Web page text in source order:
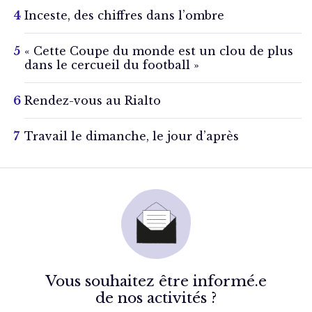
Inceste, des chiffres dans l’ombre
« Cette Coupe du monde est un clou de plus
dans le cercueil du football »
Rendez-vous au Rialto
Travail le dimanche, le jour d’après
Vous souhaitez être informé.e
de nos activités ?